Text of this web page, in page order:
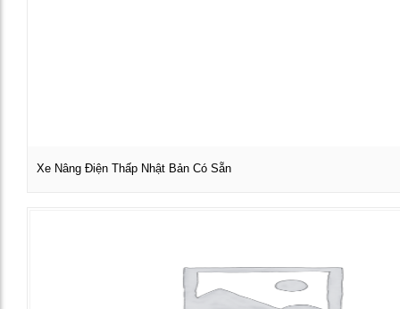
Xe Nâng Điện Thấp Nhật Bản Có Sẵn